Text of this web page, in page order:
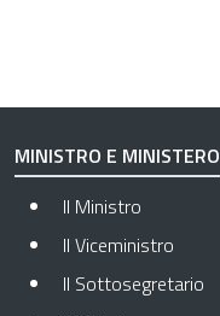
MINISTRO E MINISTERO
Il Ministro
Il Viceministro
Il Sottosegretario